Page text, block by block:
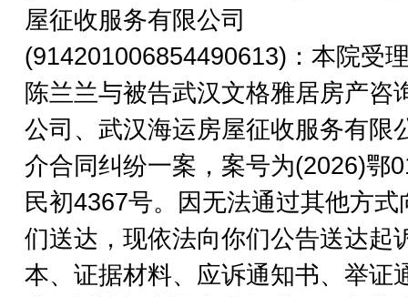
屋征收服务有限公司
(914201006854490613)：本院受
陈兰兰与被告武汉文格雅居房产咨
公司、武汉海运房屋征收服务有限
介合同纠纷一案，案号为(2026)鄂
民初4367号。因无法通过其他方式
们送达，现依法向你们公告送达起
本、证据材料、应诉通知书、举证